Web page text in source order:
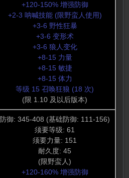
+120-150% 增强防御
+2-3 呐喊技能 (限野蛮人使用)
+3-6 野性狂暴
+3-6 变形术
+3-6 狼人变化
+8-15 力量
+8-15 敏捷
+8-15 体力
等级 15 召唤狂狼 (18 次)
(限 1.10 及以后版本)
防御: 345-408 (基础防御: 111-156)
须要等级: 61
须要力量: 151
耐久度: 45
(限野蛮人)
+120-160% 增强防御